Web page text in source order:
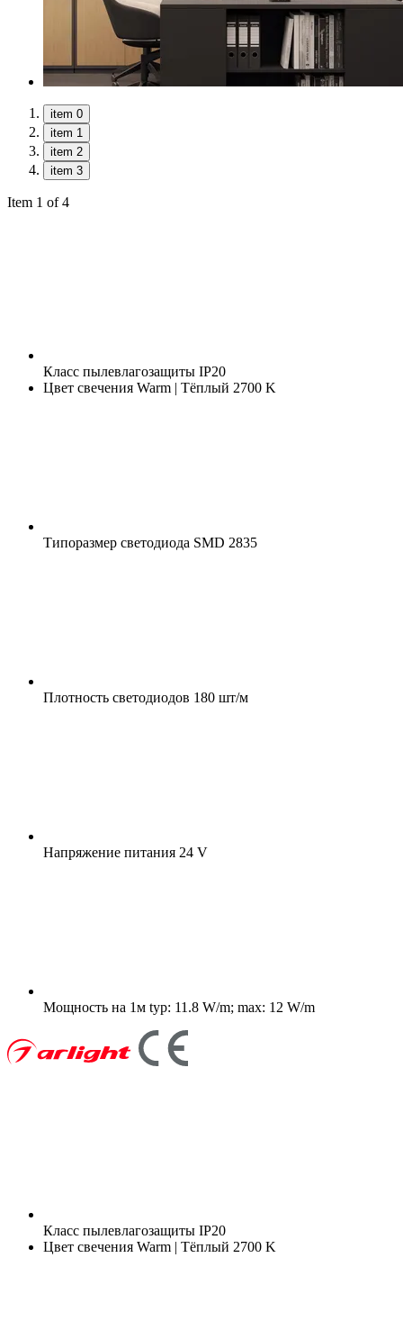
item 0
item 1
item 2
item 3
Item 1 of 4
Класс пылевлагозащиты IP20
Цвет свечения Warm | Тёплый 2700 K
Типоразмер светодиода SMD 2835
Плотность светодиодов 180 шт/м
Напряжение питания 24 V
Мощность на 1м typ: 11.8 W/m; max: 12 W/m
Класс пылевлагозащиты IP20
Цвет свечения Warm | Тёплый 2700 K